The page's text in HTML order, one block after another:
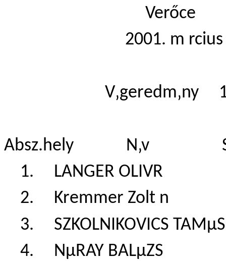
2001. m rcius
V‚geredm‚ny 11
Absz.hely N‚v
1. LANGER
2. Kremmer Zolt
3.
4. NµRAY